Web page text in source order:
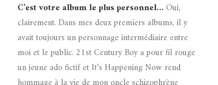
C’est votre album le plus personnel…Oui,
clairement. Dans mes deux premiers albums, il y
avait toujours un personnage intermédiaire entre
moi et le public. 21st Century Boy a pour fil rouge
un jeune ado fictif et It’s Happening Now rend